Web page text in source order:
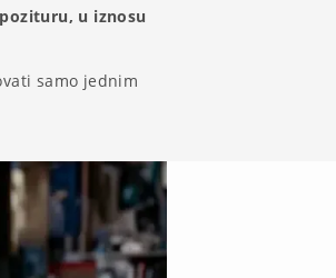
u iznosu
samo jednim